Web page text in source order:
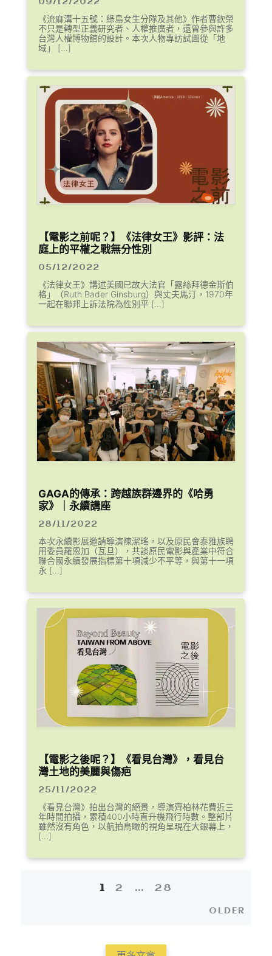
《流麻溝十五號：綠島女生分隊及其他》作者曹欽榮
不只是轉型正義研究者、人權推廣者，還曾參與許多
台灣人權博物館的設計。本次人物專訪試圖從「地
域」 […]
【電影之前呢？】《法律女王》影評：法
庭上的平權之戰無分性別
05/12/2022
《法律女王》講述美國已故大法官「露絲拜德金斯伯
格」（Ruth Bader Ginsburg）與丈夫馬汀，1970年
一起在聯邦上訴法院為性別平 […]
GAGA的傳承：跨越族群邊界的《哈勇
家》｜永續講座
28/11/2022
本次永續影展邀請導演陳潔瑤，以及原民會泰雅族聘
用委員羅恩加（瓦旦），共談原民電影與產業中符合
聯合國永續發展指標第十項減少不平等，與第十一項
永 […]
【電影之後呢？】《看見台灣》，看見台
灣土地的美麗與傷疤
25/11/2022
《看見台灣》拍出台灣的絕景，導演齊柏林花費近三
年時間拍攝，累積400小時直升機飛行時數。整部片
雖然沒有角色，以航拍鳥瞰的視角呈現在大銀幕上，
[…]
1 2 ... 28
OLDER